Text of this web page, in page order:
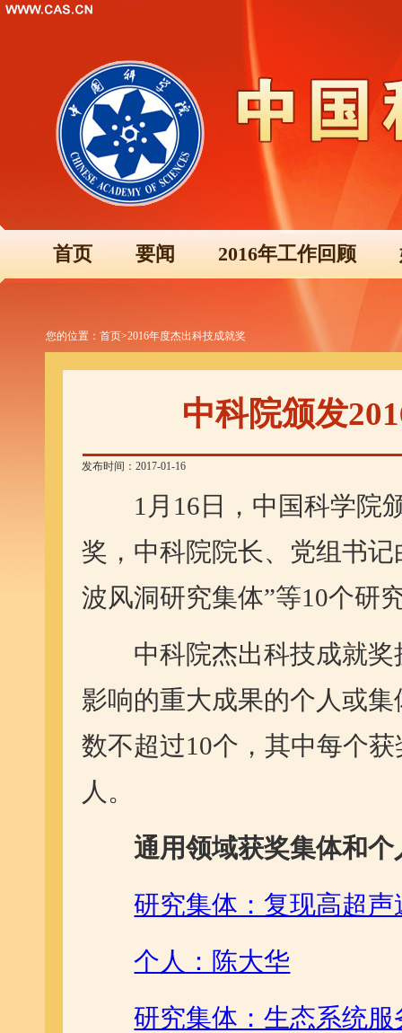
首页 要闻 2016年工作回顾
您的位置： 首页>2016年度杰出科技成就奖
中科院颁发
发布时间：2017-01-16
1月16日，中国科学院颁
奖，中科院院长、党组书
波风洞研究集体”等10个研
中科院杰出科技成就奖
影响的重大成果的个人或
数不超过10个，其中每个
人。
通用领域获奖集体和个
研究集体：复现高超
个人：陈大华
研究集体：生态系统